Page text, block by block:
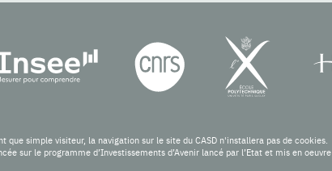
que simple visiteur, la navigation sur le site du CASD n'installera pas de cookies.
sur le programme d’Investissements d’Avenir lancé par l’Etat et mis en